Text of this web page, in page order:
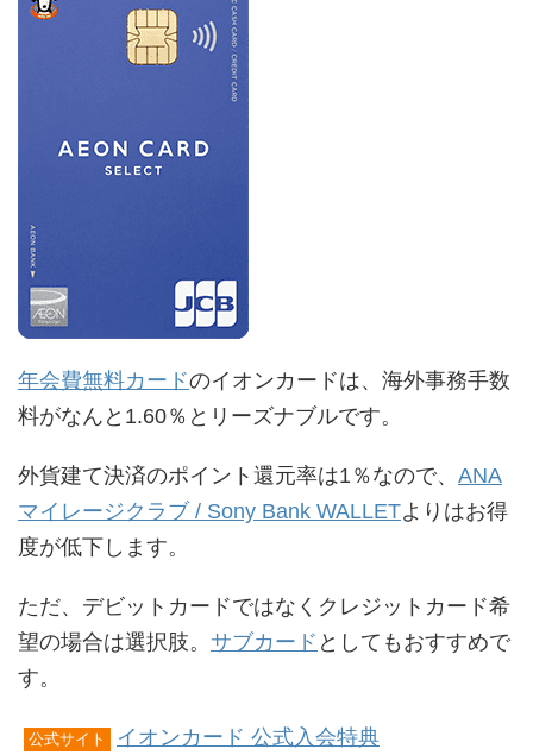
年会費無料カードのイオンカードは、海外事務手数
料がなんと1.60％とリーズナブルです。
外貨建て決済のポイント還元率は1％なので、 ANA
マイレージクラブ / Sony Bank WALLETよりはお得
度が低下します。
ただ、デビットカードではなくクレジットカード希
望の場合は選択肢。 サブカード としてもおすすめで
す。
公式サイト イオンカード 公式入会特典